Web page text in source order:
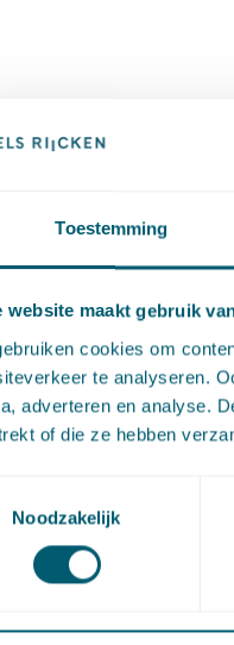
Toestemming
website maakt gebruik
cookies om
te analyseren.
adverteren en analyse.
of die ze hebben
Noodzakelijk
Maarten
Utrecht.
Voordat